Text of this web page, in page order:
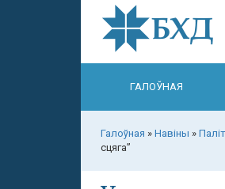
ГАЛОЎНАЯ
Галоўная » Навіны »
сцяга”